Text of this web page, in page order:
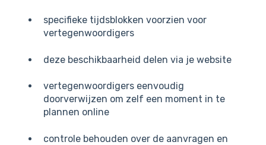
specifieke tijdsblokken voorzien voor
vertegenwoordigers
deze beschikbaarheid delen via je website
vertegenwoordigers eenvoudig
doorverwijzen om zelf een moment in te
plannen online
controle behouden over de aanvragen en